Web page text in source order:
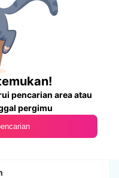
pencarian area atau
pergimu